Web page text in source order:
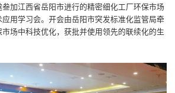
加江西省岳阳市进行的精密细化工厂环保市场
用学习会。开会由岳阳市突发标准化监管局牵
场中科技优化，获批并使用领先的联续化的生